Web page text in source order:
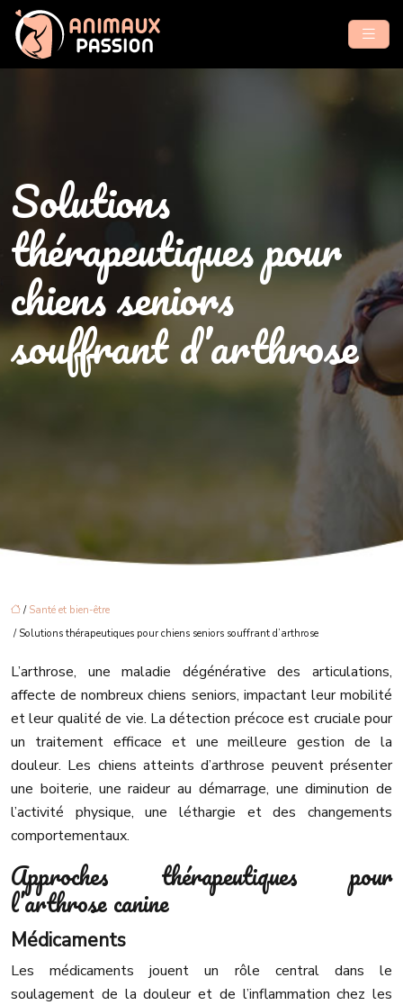
Solutions
thérapeutiques pour
chiens seniors
souffrant d’arthrose
/ Santé et bien-être
/ Solutions thérapeutiques pour chiens seniors souffrant d’arthrose
L’arthrose, une maladie dégénérative des articulations,
affecte de nombreux chiens seniors, impactant leur mobilité
et leur qualité de vie. La détection précoce est cruciale pour
un traitement efficace et une meilleure gestion de la
douleur. Les chiens atteints d’arthrose peuvent présenter
une boiterie, une raideur au démarrage, une diminution de
l’activité physique, une léthargie et des changements
comportementaux.
Approches thérapeutiques pour
l’arthrose canine
Médicaments
Les médicaments jouent un rôle central dans le
soulagement de la douleur et de l’inflammation chez les